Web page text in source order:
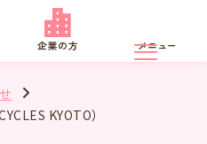
企業の方 メニュー
KYOTO）